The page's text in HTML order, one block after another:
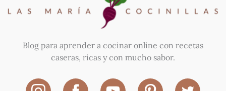
Blog para aprender a cocinar online con recetas
caseras, ricas y con mucho sabor.